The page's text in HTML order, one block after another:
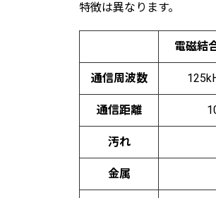
特徴は異なります。
電磁結
通信周波数
通信距離
汚れ
金属